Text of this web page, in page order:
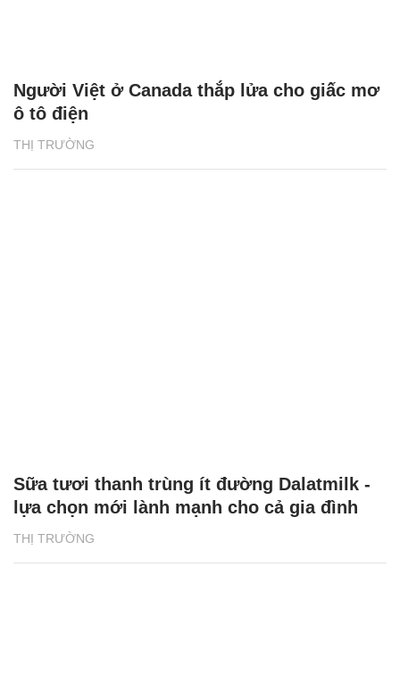
THỊ TRƯỜNG
Người Việt ở Canada thắp lửa cho giấc mơ
ô tô điện
THỊ TRƯỜNG
Sữa tươi thanh trùng ít đường Dalatmilk -
lựa chọn mới lành mạnh cho cả gia đình